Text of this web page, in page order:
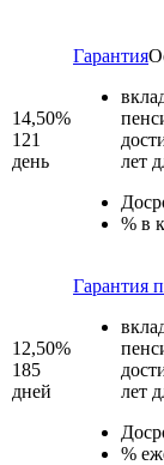
14,50%
121
день
Гарантия
лет
% в
12,50%
185
дней
Гарантия
лет
%